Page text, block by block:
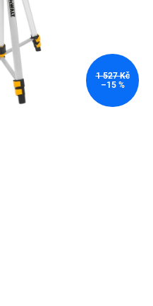
1 527 Kč
–15 %